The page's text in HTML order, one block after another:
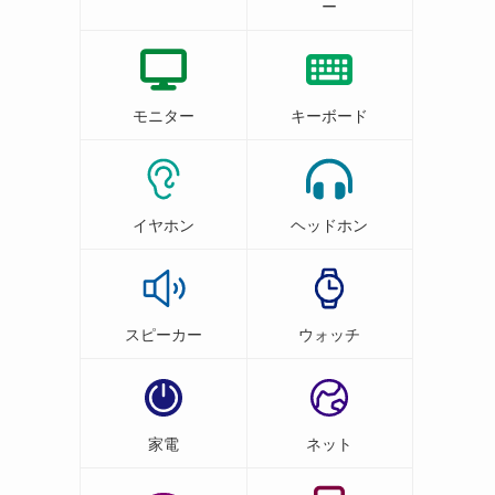
ー
モニター キーボード
イヤホン ヘッドホン
スピーカー ウォッチ
家電 ネット